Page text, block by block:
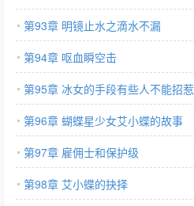
第93章 明镜止水之滴水不漏
第94章 呕血瞬空击
第95章 冰女的手段有些人不能招惹
第96章 蝴蝶星少女艾小蝶的故事
第97章 雇佣士和保护级
第98章 艾小蝶的抉择